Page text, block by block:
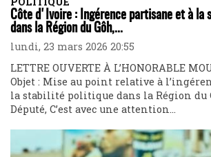
Côte d'Ivoire : Ingérence partisane et à la
dans la Région du Gôh,...
lundi, 23 mars 2026 20:55
LETTRE OUVERTE À L’HONORABLE
Objet : Mise au point relative à
la stabilité politique dans la Région du
Député, C’est avec une attention...